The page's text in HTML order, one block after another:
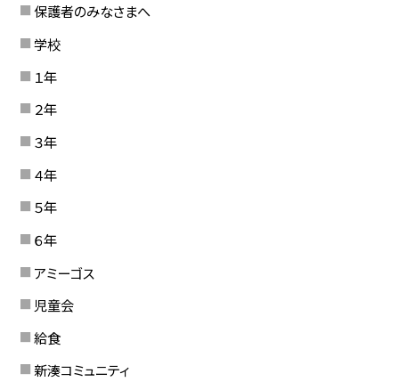
保護者のみなさまへ
学校
１年
２年
３年
４年
５年
６年
アミーゴス
児童会
給食
新湊コミュニティ